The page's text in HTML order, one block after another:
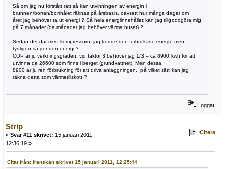
Så om jag nu förstått rätt så kan utvinningen av energin i
brunnen/borran/borrhålet räknas på årsbasis, oavsett hur många dagar om
året jag behöver ta ut energi ? Så hela energiinnehållet kan jag tillgodogöra mig
på 7 månader (de månader jag behöver värma huset) ?
Sedan det där med kompressorn, jag trodde den förbrukade energi, men
tydligen så ger den energi ?
COP är ju verkningsgraden, vid faktor 3 behöver jag 1/3 = ca 8900 kwh för att
utvinna de 26600 som finns i berget (grundvattnet). Men dessa
8900 är ju ren förbrukning för att driva anläggningen, på vilket sätt kan jag
räkna detta som värmetillskott ?
Loggat
Strip
« Svar #11 skrivet: 15 januari 2011,
12:36:19 »
Citera
Citat från: franskan skrivet 15 januari 2011, 12:25:44